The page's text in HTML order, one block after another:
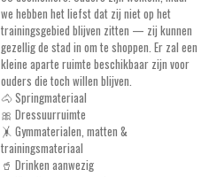
we hebben het liefst dat zij niet op het
trainingsgebied blijven zitten — zij kunnen
gezellig de stad in om te shoppen. Er zal een
kleine aparte ruimte beschikbaar zijn voor
ouders die toch willen blijven.
🐴 Springmateriaal
🎀 Dressuurruimte
🤸 Gymmaterialen, matten &
trainingsmateriaal
🥤 Drinken aanwezig